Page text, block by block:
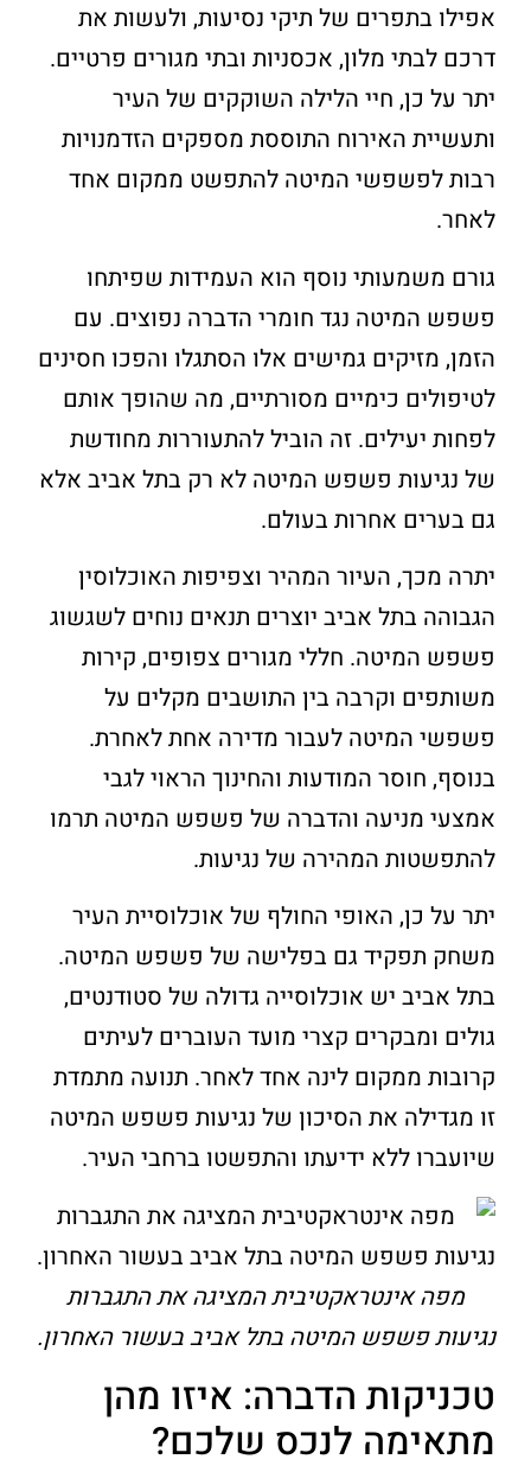
אפילו בתפרים של תיקי נסיעות, ולעשות את
דרכם לבתי מלון, אכסניות ובתי מגורים פרטיים.
יתר על כן, חיי הלילה השוקקים של העיר
ותעשיית האירוח התוססת מספקים הזדמנויות
רבות לפשפשי המיטה להתפשט ממקום אחד
לאחר.
גורם משמעותי נוסף הוא העמידות שפיתחו
פשפש המיטה נגד חומרי הדברה נפוצים. עם
הזמן, מזיקים גמישים אלו הסתגלו והפכו חסינים
לטיפולים כימיים מסורתיים, מה שהופך אותם
לפחות יעילים. זה הוביל להתעוררות מחודשת
של נגיעות פשפש המיטה לא רק בתל אביב אלא
גם בערים אחרות בעולם.
יתרה מכך, העיור המהיר וצפיפות האוכלוסין
הגבוהה בתל אביב יוצרים תנאים נוחים לשגשוג
פשפש המיטה. חללי מגורים צפופים, קירות
משותפים וקרבה בין התושבים מקלים על
פשפשי המיטה לעבור מדירה אחת לאחרת.
בנוסף, חוסר המודעות והחינוך הראוי לגבי
אמצעי מניעה והדברה של פשפש המיטה תרמו
להתפשטות המהירה של נגיעות.
יתר על כן, האופי החולף של אוכלוסיית העיר
משחק תפקיד גם בפלישה של פשפש המיטה.
בתל אביב יש אוכלוסייה גדולה של סטודנטים,
גולים ומבקרים קצרי מועד העוברים לעיתים
קרובות ממקום לינה אחד לאחר. תנועה מתמדת
זו מגדילה את הסיכון של נגיעות פשפש המיטה
שיועברו ללא ידיעתו והתפשטו ברחבי העיר.
מפה אינטראקטיבית המציגה את התגברות
נגיעות פשפש המיטה בתל אביב בעשור האחרון.
טכניקות הדברה: איזו מהן
מתאימה לנכס שלכם?